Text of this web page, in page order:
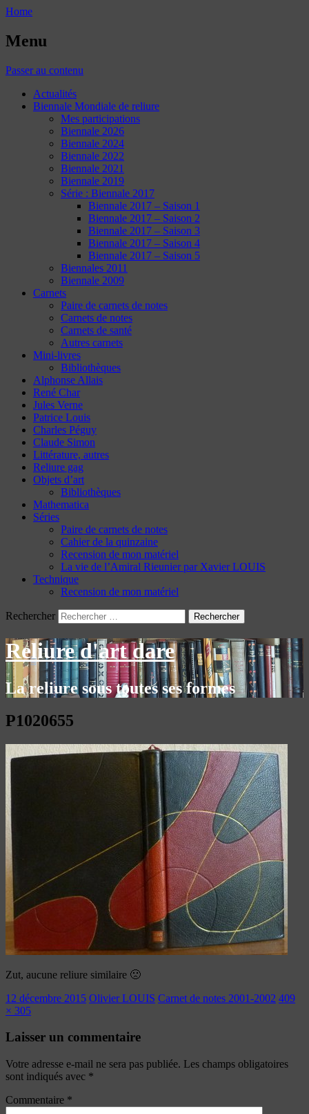
Home
Menu
Passer au contenu
Actualités
Biennale Mondiale de reliure
Mes participations
Biennale 2026
Biennale 2024
Biennale 2022
Biennale 2021
Biennale 2019
Série : Biennale 2017
Biennale 2017 – Saison 1
Biennale 2017 – Saison 2
Biennale 2017 – Saison 3
Biennale 2017 – Saison 4
Biennale 2017 – Saison 5
Biennales 2011
Biennale 2009
Carnets
Paire de carnets de notes
Carnets de notes
Carnets de santé
Autres carnets
Mini-livres
Bibliothèques
Alphonse Allais
René Char
Jules Verne
Patrice Louis
Charles Péguy
Claude Simon
Littérature, autres
Reliure gag
Objets d’art
Bibliothèques
Mathematica
Séries
Paire de carnets de notes
Cahier de la quinzaine
Recension de mon matériel
La vie de l’Amiral Rieunier par Xavier LOUIS
Technique
Recension de mon matériel
Rechercher
Reliure d'art dare
La reliure sous toutes ses formes
P1020655
Zut, aucune reliure similaire 🙁
12 décembre 2015 Olivier LOUIS Carnet de notes 2001-2002 409
× 305
Laisser un commentaire
Votre adresse e-mail ne sera pas publiée. Les champs obligatoires
sont indiqués avec *
Commentaire *